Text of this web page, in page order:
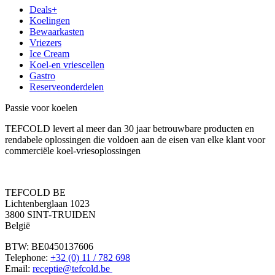
Deals+
Koelingen
Bewaarkasten
Vriezers
Ice Cream
Koel-en vriescellen
Gastro
Reserveonderdelen
Passie voor koelen
TEFCOLD levert al meer dan 30 jaar betrouwbare producten en
rendabele oplossingen die voldoen aan de eisen van elke klant voor
commerciële koel-vriesoplossingen
TEFCOLD BE
Lichtenberglaan 1023
3800 SINT-TRUIDEN
België
BTW: BE0450137606
Telephone: +32 (0) 11 / 782 698
Email: receptie@tefcold.be